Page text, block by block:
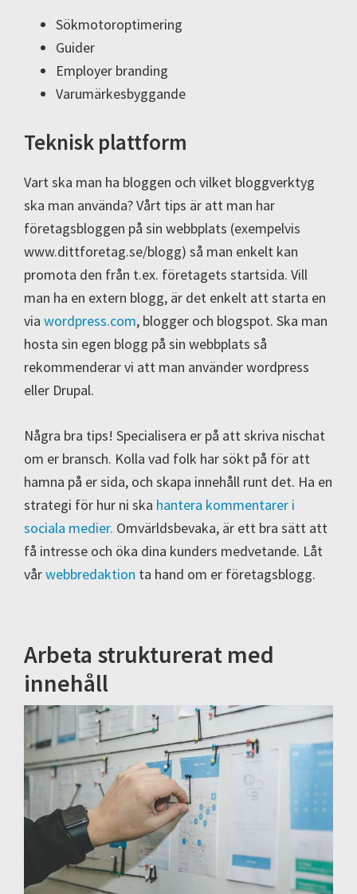
Sökmotoroptimering
Guider
Employer branding
Varumärkesbyggande
Teknisk plattform
Vart ska man ha bloggen och vilket bloggverktyg
ska man använda? Vårt tips är att man har
företagsbloggen på sin webbplats (exempelvis
www.dittforetag.se/blogg) så man enkelt kan
promota den från t.ex. företagets startsida. Vill
man ha en extern blogg, är det enkelt att starta en
via wordpress.com, blogger och blogspot. Ska man
hosta sin egen blogg på sin webbplats så
rekommenderar vi att man använder wordpress
eller Drupal.
Några bra tips! Specialisera er på att skriva nischat
om er bransch. Kolla vad folk har sökt på för att
hamna på er sida, och skapa innehåll runt det. Ha en
strategi för hur ni ska hantera kommentarer i
sociala medier. Omvärldsbevaka, är ett bra sätt att
få intresse och öka dina kunders medvetande. Låt
vårwebbredaktion ta hand om er företagsblogg.
Arbeta strukturerat med
innehåll